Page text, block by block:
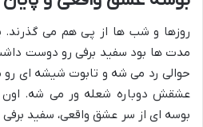
روزها و شب ها از پی هم می گذرند.
مدت ها بود سفید برفی رو دوست
حوالی رد می شه و تابوت شیشه ای رو
عشقش دوباره شعله ور می شه. اون
بوسه ای از سر عشق واقعی، سفید